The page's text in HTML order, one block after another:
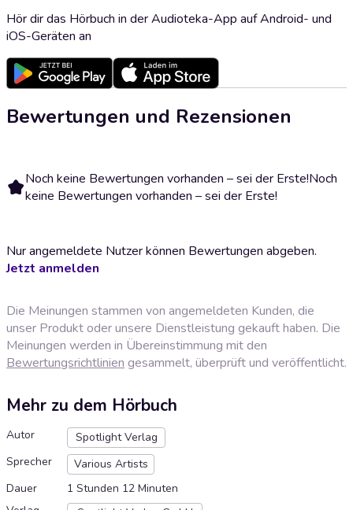
Hör dir das Hörbuch in der Audioteka-App auf Android- und
iOS-Geräten an
Bewertungen und Rezensionen
Noch keine Bewertungen vorhanden – sei der Erste!Noch
keine Bewertungen vorhanden – sei der Erste!
Nur angemeldete Nutzer können Bewertungen abgeben.
Jetzt anmelden
Die Meinungen stammen von angemeldeten Kunden, die
unser Produkt oder unsere Dienstleistung gekauft haben. Die
Meinungen werden in Übereinstimmung mit den
Bewertungsrichtlinien gesammelt, überprüft und veröffentlicht.
Mehr zu dem Hörbuch
Autor
Spotlight Verlag
Sprecher
Various Artists
Dauer
1 Stunden 12 Minuten